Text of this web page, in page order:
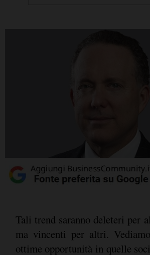
Tali trend saranno deleteri per
ma vincenti per altri.
ottime opportunità in quelle